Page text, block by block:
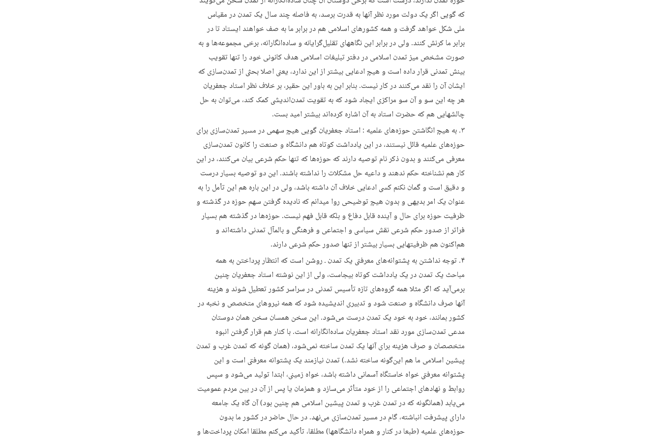
که گویی اگر یک دولت مورد نظر آنها به قدرت برسد، به فاصله چند سال یک تمدن در مقیاس
ملی شکل خواهد گرفت و همه کشورهای اسلامی هم در برابر ما به صف خواهند ایستاد تا در
برابر ما کرنش کنند. ولی در برابر این نگاههای تقلیل‌گرایانه و ساده‌انگارانه، برخی مجموعه‌ها و به
صورت مشخص میز تمدن اسلامی در دفتر تبلیغات اسلامی هدف کانونی خود را تنها تقویب
بینش تمدنی قرار داده است و هیچ ادعایی بیشتر از این ندارد، یعنی اصلا بحثی از تمدن‌سازی که
ایشان آن را نقد می‌کنند در کار نیست. بنابر این به باور این حقیر، بر خلاف نظر استاد جعفریان
هر چه این سو و آن سو مراکزی ایجاد شود که به تقویت تمدن‌اندیشی کمک کند، می‌توان به حل
چالشهایی هم که حضرت استاد به آن اشاره کرده‌اند بیشتر امید بست.
به هیچ انگاشتن حوزه‌های علمیه : استاد جعفریان گویی هیچ سهمی در مسیر تمدن‌سازی برای
حوزه‌های علمیه قائل نیستند، در این یادداشت کوتاه هم دانشگاه و صنعت را کانون تمدن‌سازی
معرفی می‌کنند و بدون ذکر نام توصیه دارند که حوزه‌ها که تنها حکم شرعی بیان می‌کنند، در این
کار هم نشناخته حکم ندهند و داعیه حل مشکلات را نداشته باشند. این دو توصیه بسیار درست
و دقیق است و گمان نکنم کسی ادعایی خلاف آن داشته باشد، ولی در این باره هم این تأمل را به
عنوان یک امر بدیهی و بدون هیچ توضیحی روا میدانم که نادیده گرفتن سهم حوزه در گذشته و
ظرفیت حوزه برای حال و آینده قابل دفاع و بلکه قابل فهم نیست. حوزه‌ها در گذشته هم بسیار
فراتر از صدور حکم شرعی نقش سیاسی و اجتماعی و فرهنگی و بالمآل تمدنی داشته‌اند و
هم‌اکنون هم ظرفیتهایی بسیار بیشتر از تنها صدور حکم شرعی دارند.
توجه نداشتن به پشتوانه‌های معرفتی یک تمدن ـ روشن است که انتظار پرداختن به همه
مباحث یک تمدن در یک یادداشت کوتاه بیجاست، ولی از این نوشته استاد جعفریان چنین
برمی‌آید که اگر مثلا همه گروه‌های تازه تأسیس تمدنی در سراسر کشور تعطیل شوند و هزینه
آنها صرف دانشگاه و صنعت شود و تدبیری اندیشیده شود که همه نیروهای متخصص و نخبه در
کشور بمانند، خود به خود یک تمدن درست می‌شود. این سخن همسان سخن همان دوستان
مدعی تمدن‌سازی مورد نقد استاد جعفریان ساده‌انگارانه است. با کنار هم قرار گرفتن انبوه
متخصصان و صرف هزینه برای آنها یک تمدن ساخته نمی‌شود، (همان گونه که تمدن غرب و تمدن
پیشین اسلامی ما هم این‌گونه ساخته نشد.) تمدن نیازمند یک پشتوانه معرفتی است و این
پشتوانه معرفتی خواه خاستگاه آسمانی داشته باشد، خواه زمینی، ابتدا تولید می‌شود و سپس
روابط و نهادهای اجتماعی را از خود متأثر می‌سازد و همزمان یا پس از آن در بین مردم عمومیت
می‌یابد (همانگونه که در تمدن غرب و تمدن پیشین اسلامی هم چنین بود) آن گاه یک جامعه
دارای پیشرفت انباشته، گام در مسیر تمدن‌سازی می‌نهد. در حال حاضر در کشور ما بدون
حوزه‌های علمیه (طبعا در کنار و همراه دانشگاهها) مطلقا، تأکید می‌کنم مطلقا امکان پرداخت‌ها و